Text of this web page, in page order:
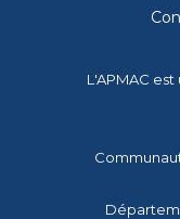
L'APMAC